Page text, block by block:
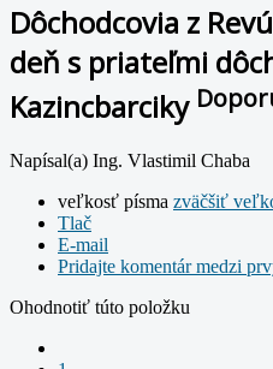
Dôchodcovia z
deň s priateľmi
Kazincbarciky
Napísal(a) Ing. Vlastimil Chaba
veľkosť písma zväčšiť
Tlač
E-mail
Pridajte komentár medzi
Ohodnotiť túto položku